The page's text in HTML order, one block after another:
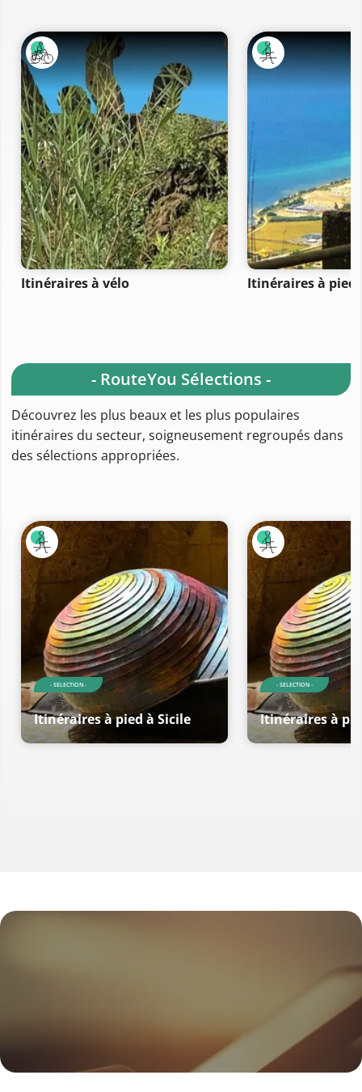
Itinéraires à vélo Itinéraires à pied
- RouteYou Sélections -
Découvrez les plus beaux et les plus populaires
itinéraires du secteur, soigneusement regroupés dans
des sélections appropriées.
- SELECTION -
Itinéraires à pied à Sicile
- SELECTION -
Itinéraires à